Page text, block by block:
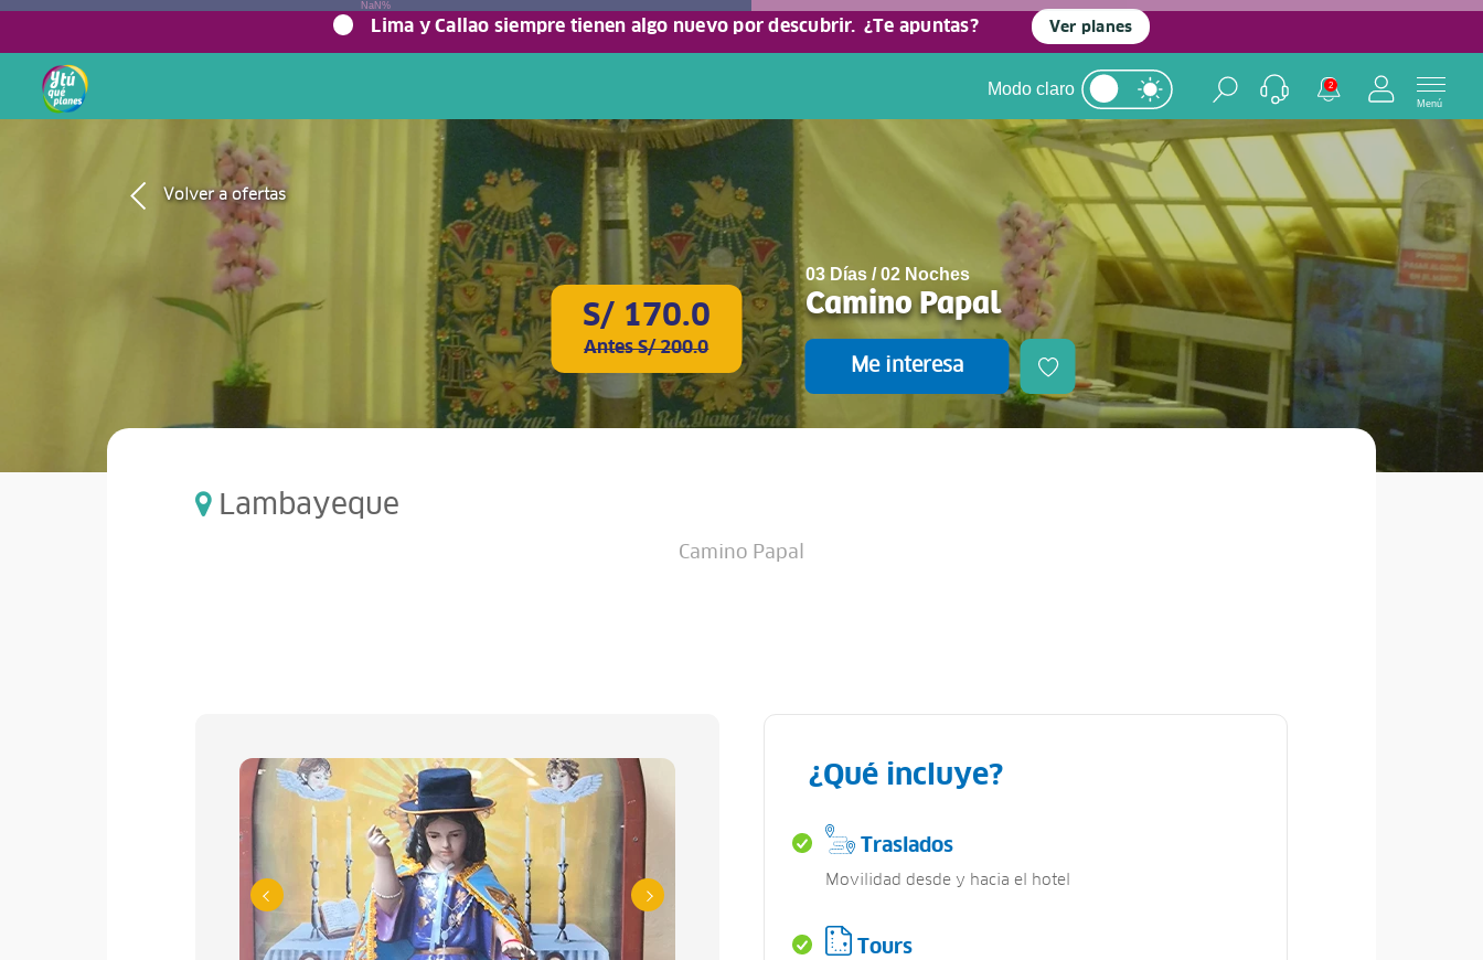
Lima y Callao siempre tienen algo nuevo por descubrir. ¿Te apuntas? Ver planes
Modo claro 2
Menú
NaN%
Volver a ofertas
S/ 170.0
Antes S/ 200.0
03 Días / 02 Noches
Camino Papal
Me interesa
Lambayeque
Camino Papal
¿Qué incluye?
Traslados
Movilidad desde y hacia el hotel
Tours